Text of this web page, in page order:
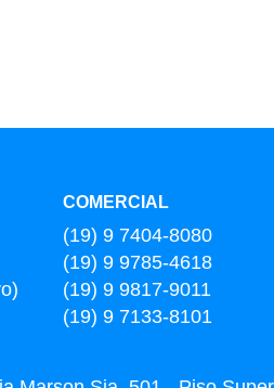
COMERCIAL
(19) 9 7404-8080
(19) 9 9785-4618
(19) 9 9817-9011
(19) 9 7133-8101